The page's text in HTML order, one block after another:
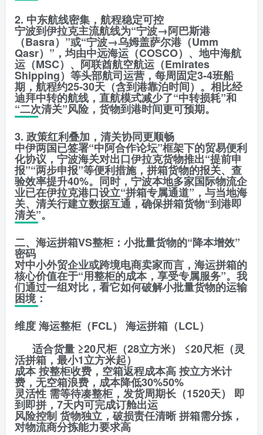
2. 中东航线密集，航程稳定可控
宁波到伊拉克主流航线为“宁波→阿巴斯港
（Basra）”或“宁波→乌姆盖萨尔港（Umm
Qasr）”，均由中远海运（COSCO）、地中海航
运（MSC）、阿联酋航空航运（Emirates
Shipping）等头部航司运营，每周固定3-4班船
期，航程约25-30天（含到港靠泊时间）。相比经
迪拜中转的航线，直航模式减少了“中转损耗”和
“二次清关”风险，货物到港时间更可预期。
3. 政策红利叠加，清关协同更顺畅
中伊两国已签署“中阿合作论坛”框架下的贸易便利
化协议，宁波海关对出口伊拉克货物推出“提前申
报”“两步申报”等便利措施，拼箱货物的报关、查
验效率提升40%。同时，宁波本地多家国际物流企
业已在伊拉克港口设立“拼箱专属通道”，与当地海
关、清关行建立数据互通，确保拼箱货物“到港即
清关”。
二、海运拼箱VS整柜：小批量货物的“降本增效”
密码
对中小外贸企业或跨境电商卖家而言，海运拼箱的
核心价值在于“用整柜的成本，享受专属服务”。我
们通过一组对比，看它如何破解小批量货物的运输
困境：
维度 海运整柜（FCL） 海运拼箱（LCL）
适合货量 ≥20尺柜（28立方米） ≤20尺柜（灵
活拼箱，最小1立方米起）
成本 按整柜收费，空箱返程成本高 按立方米计
费，无空箱浪费，成本降低30%50%
灵活性 需等待凑整柜，发货周期长（1520天） 即
到即拼，7天内可完成订舱出运
风险控制 货物独立，破损责任清晰 拼箱需分拣，
对物流商分拣能力要求高